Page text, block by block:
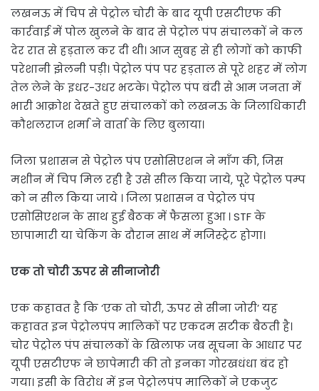
लखनऊ में चिप से पेट्रोल चोरी के बाद यूपी एसटीएफ की
कार्रवाई में पोल खुलने के बाद से पेट्रोल पंप संचालकों ने कल
देर रात से हड़ताल कर दी थी। आज सुबह से ही लोगों को काफी
परेशानी झेलनी पड़ी। पेट्रोल पंप पर हड़ताल से पूरे शहर में लोग
तेल लेने के इधर-उधर भटके। पेट्रोल पंप बंदी से आम जनता में
भारी आक्रोश देखते हुए संचालकों को लखनऊ के जिलाधिकारी
कौशलराज शर्मा ने वार्ता के लिए बुलाया।
जिला प्रशासन से पेट्रोल पंप एसोसिएशन ने माँग की, जिस
मशीन में चिप मिल रही है उसे सील किया जाये, पूरे पेट्रोल पम्प
को न सील किया जाये । जिला प्रशासन व पेट्रोल पंप
एसोसिएशन के साथ हुई बैठक में फैसला हुआ । STF के
छापामारी या चेकिंग के दौरान साथ में मजिस्ट्रेट होगा।
एक तो चोरी ऊपर से सीनाजोरी
एक कहावत है कि ‘एक तो चोरी, ऊपर से सीना जोरी’ यह
कहावत इन पेट्रोलपंप मालिकों पर एकदम सटीक बैठती है।
चोर पेट्रोल पंप संचालकों के खिलाफ जब सूचना के आधार पर
यूपी एसटीएफ ने छापेमारी की तो इनका गोरखधंधा बंद हो
गया। इसी के विरोध में इन पेट्रोलपंप मालिकों ने एकजुट